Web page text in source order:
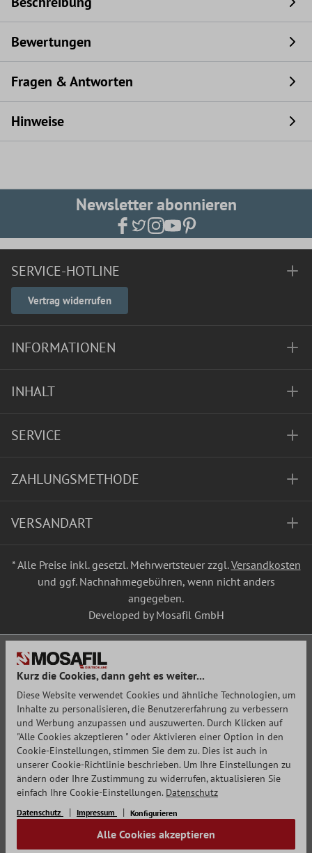
Bewertungen
Fragen & Antworten
Hinweise
Newsletter abonnieren
SERVICE-HOTLINE
Vertrag widerrufen
INFORMATIONEN
INHALT
SERVICE
ZAHLUNGSMETHODE
VERSANDART
* Alle Preise inkl. gesetzl. Mehrwertsteuer zzgl.Versandkosten
und ggf. Nachnahmegebühren, wenn nicht anders
angegeben.
Developed by Mosafil GmbH
Kurz die Cookies, dann geht es weiter...
Diese Website verwendet Cookies und ähnliche Technologien, um
Inhalte zu personalisieren, die Benutzererfahrung zu verbessern
und Werbung anzupassen und auszuwerten. Durch Klicken auf
"Alle Cookies akzeptieren " oder Aktivieren einer Option in den
Cookie-Einstellungen, stimmen Sie dem zu. Dies ist auch in
unserer Cookie-Richtlinie beschrieben. Um Ihre Einstellungen zu
ändern oder Ihre Zustimmung zu widerrufen, aktualisieren Sie
einfach Ihre Cookie-Einstellungen. Datenschutz
Datenschutz Impressum Konfigurieren
Alle Cookies akzeptieren